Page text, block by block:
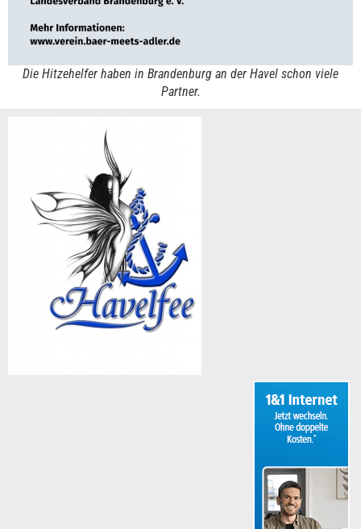
Die Hitzehelfer haben in Brandenburg an der Havel schon viele
Partner.